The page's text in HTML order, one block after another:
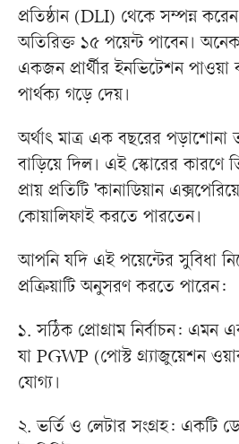
প্রতিষ্ঠান (DLI) থেকে সম্পন্ন
অতিরিক্ত ১৫ পয়েন্ট পাবেন।
একজন প্রার্থীর ইনভিটেশন পাওয়া
পার্থক্য গড়ে দেয়।
অর্থাৎ মাত্র এক বছরের পড়াশোনা
বাড়িয়ে দিল। এই স্কোরের কারণে
প্রায় প্রতিটি 'কানাডিয়ান
কোয়ালিফাই করতে পারতেন।
আপনি যদি এই পয়েন্টের সুবিধা
প্রক্রিয়াটি অনুসরণ করতে পারেন:
১. সঠিক প্রোগ্রাম নির্বাচন: এমন
যা PGWP (পোস্ট গ্র্যাজুয়েশন
যোগ্য।
২. ভর্তি ও লেটার সংগ্রহ: একটি